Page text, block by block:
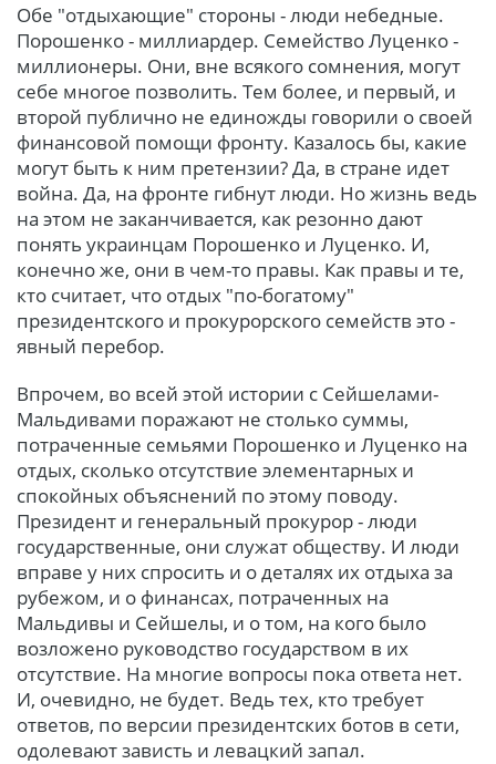
Обе "отдыхающие" стороны - люди небедные.
Порошенко - миллиардер. Семейство Луценко -
миллионеры. Они, вне всякого сомнения, могут
себе многое позволить. Тем более, и первый, и
второй публично не единожды говорили о своей
финансовой помощи фронту. Казалось бы, какие
могут быть к ним претензии? Да, в стране идет
война. Да, на фронте гибнут люди. Но жизнь ведь
на этом не заканчивается, как резонно дают
понять украинцам Порошенко и Луценко. И,
конечно же, они в чем-то правы. Как правы и те,
кто считает, что отдых "по-богатому"
президентского и прокурорского семейств это -
явный перебор.
Впрочем, во всей этой истории с Сейшелами-
Мальдивами поражают не столько суммы,
потраченные семьями Порошенко и Луценко на
отдых, сколько отсутствие элементарных и
спокойных объяснений по этому поводу.
Президент и генеральный прокурор - люди
государственные, они служат обществу. И люди
вправе у них спросить и о деталях их отдыха за
рубежом, и о финансах, потраченных на
Мальдивы и Сейшелы, и о том, на кого было
возложено руководство государством в их
отсутствие. На многие вопросы пока ответа нет.
И, очевидно, не будет. Ведь тех, кто требует
ответов, по версии президентских ботов в сети,
одолевают зависть и левацкий запал.